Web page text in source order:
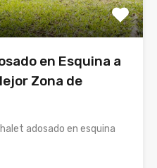
en Esquina a
Zona de
adosado en esquina